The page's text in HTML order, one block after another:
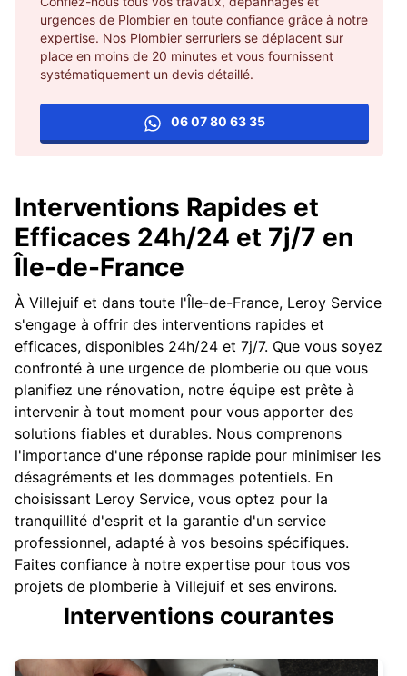
urgences de Plombier en toute confiance grâce à notre
expertise. Nos Plombier serruriers se déplacent sur
place en moins de 20 minutes et vous fournissent
systématiquement un devis détaillé.
06 07 80 63 35
Interventions Rapides et
Efficaces 24h/24 et 7j/7 en
Île-de-France
À Villejuif et dans toute l'Île-de-France, Leroy Service
s'engage à offrir des interventions rapides et
efficaces, disponibles 24h/24 et 7j/7. Que vous soyez
confronté à une urgence de plomberie ou que vous
planifiez une rénovation, notre équipe est prête à
intervenir à tout moment pour vous apporter des
solutions fiables et durables. Nous comprenons
l'importance d'une réponse rapide pour minimiser les
désagréments et les dommages potentiels. En
choisissant Leroy Service, vous optez pour la
tranquillité d'esprit et la garantie d'un service
professionnel, adapté à vos besoins spécifiques.
Faites confiance à notre expertise pour tous vos
projets de plomberie à Villejuif et ses environs.
Interventions courantes